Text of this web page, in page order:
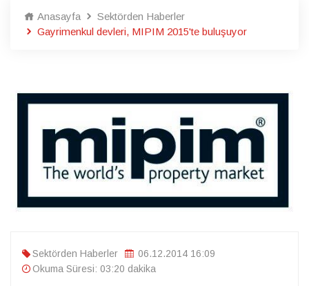
Anasayfa
Sektörden Haberler
Gayrimenkul devleri, MIPIM 2015'te buluşuyor
Sektörden Haberler
06.12.2014 16:09
Okuma Süresi: 03:20 dakika